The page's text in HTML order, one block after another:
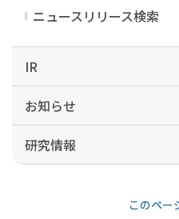
ニュースリリース検索
IR
お知らせ
研究情報
このペー